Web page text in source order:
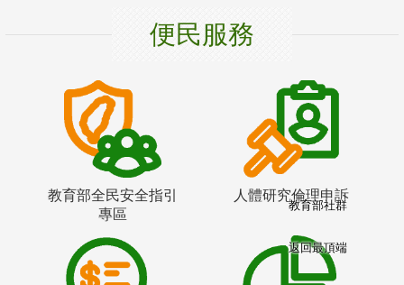
便民服務
教育部全民安全指引
專區
人體研究倫理申訴
教育部社群
返回最頂端